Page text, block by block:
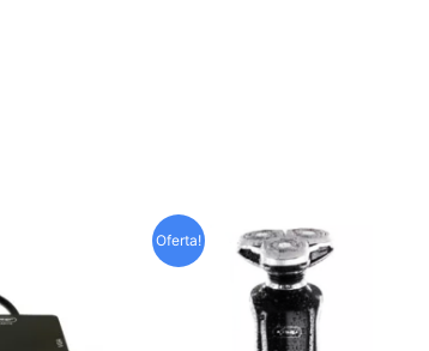
Oferta!